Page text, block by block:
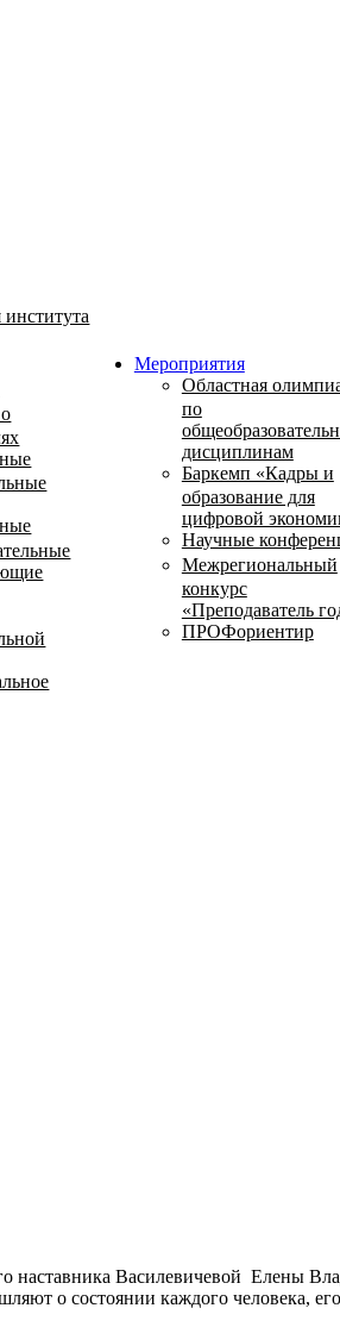
Мероприятия
Областная
по
дисциплинам
Баркемп «Кадры и
образование для
цифровой
Научные
Межрегиональный
конкурс
«Преподаватель
ПРОФориентир
наставника Василевичевой Елены
о состоянии каждого человека,